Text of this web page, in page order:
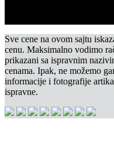
Sve cene na ovom sajtu
cenu. Maksimalno vodimo
prikazani sa ispravnim
cenama. Ipak, ne možemo
informacije i fotografije
ispravne.